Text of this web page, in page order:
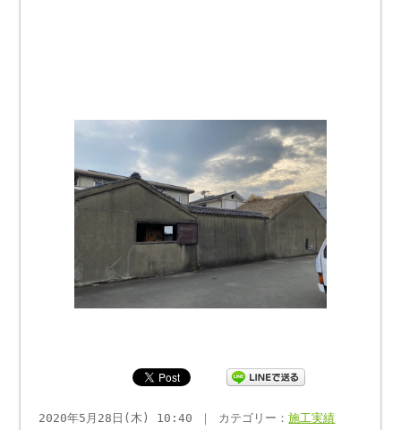
2020年5月28日(木) 10:40 ｜ カテゴリー：施工実績